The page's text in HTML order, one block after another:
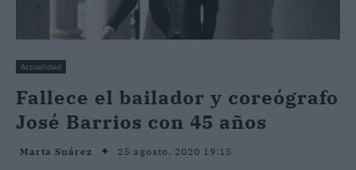
Actualidad
Fallece el bailador y coreógrafo
José Barrios con 45 años
Marta Suárez 25 agosto, 2020 19:15